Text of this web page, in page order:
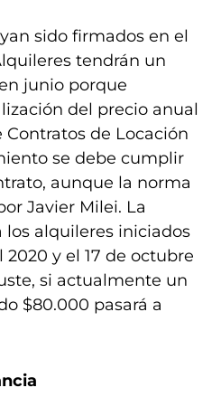
sido firmados en el
tendrán un
junio porque
del precio anual
Contratos de Locación
se debe cumplir
aunque la norma
Javier Milei. La
los alquileres iniciados
2020 y el 17 de octubre
si actualmente un
$80.000 pasará a